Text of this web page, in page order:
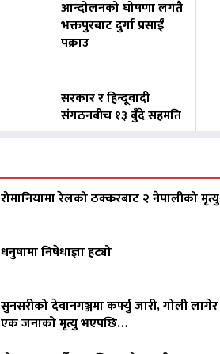
आन्दोलनको घोषणा लगतै
भक्तपुरबाट दुर्गा प्रसाईं
पक्राउ
सरकार र हिन्दूवादी
संगठनबीच १३ बुँदे सहमति
रोमानियामा रेलको ठक्करबाट २ नेपालीको मृत्यु
धनुषामा निषेधाज्ञा हट्यो
सुनसरीको देवानगञ्जमा कर्फ्यु जारी, गोली लागेर
एक जनाको मृत्यु भएपछि…